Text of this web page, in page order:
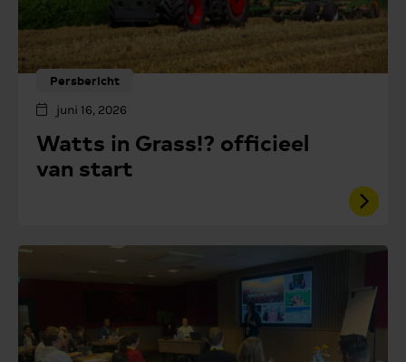
Persbericht
juni 16, 2026
Watts in Grass!? officieel
van start